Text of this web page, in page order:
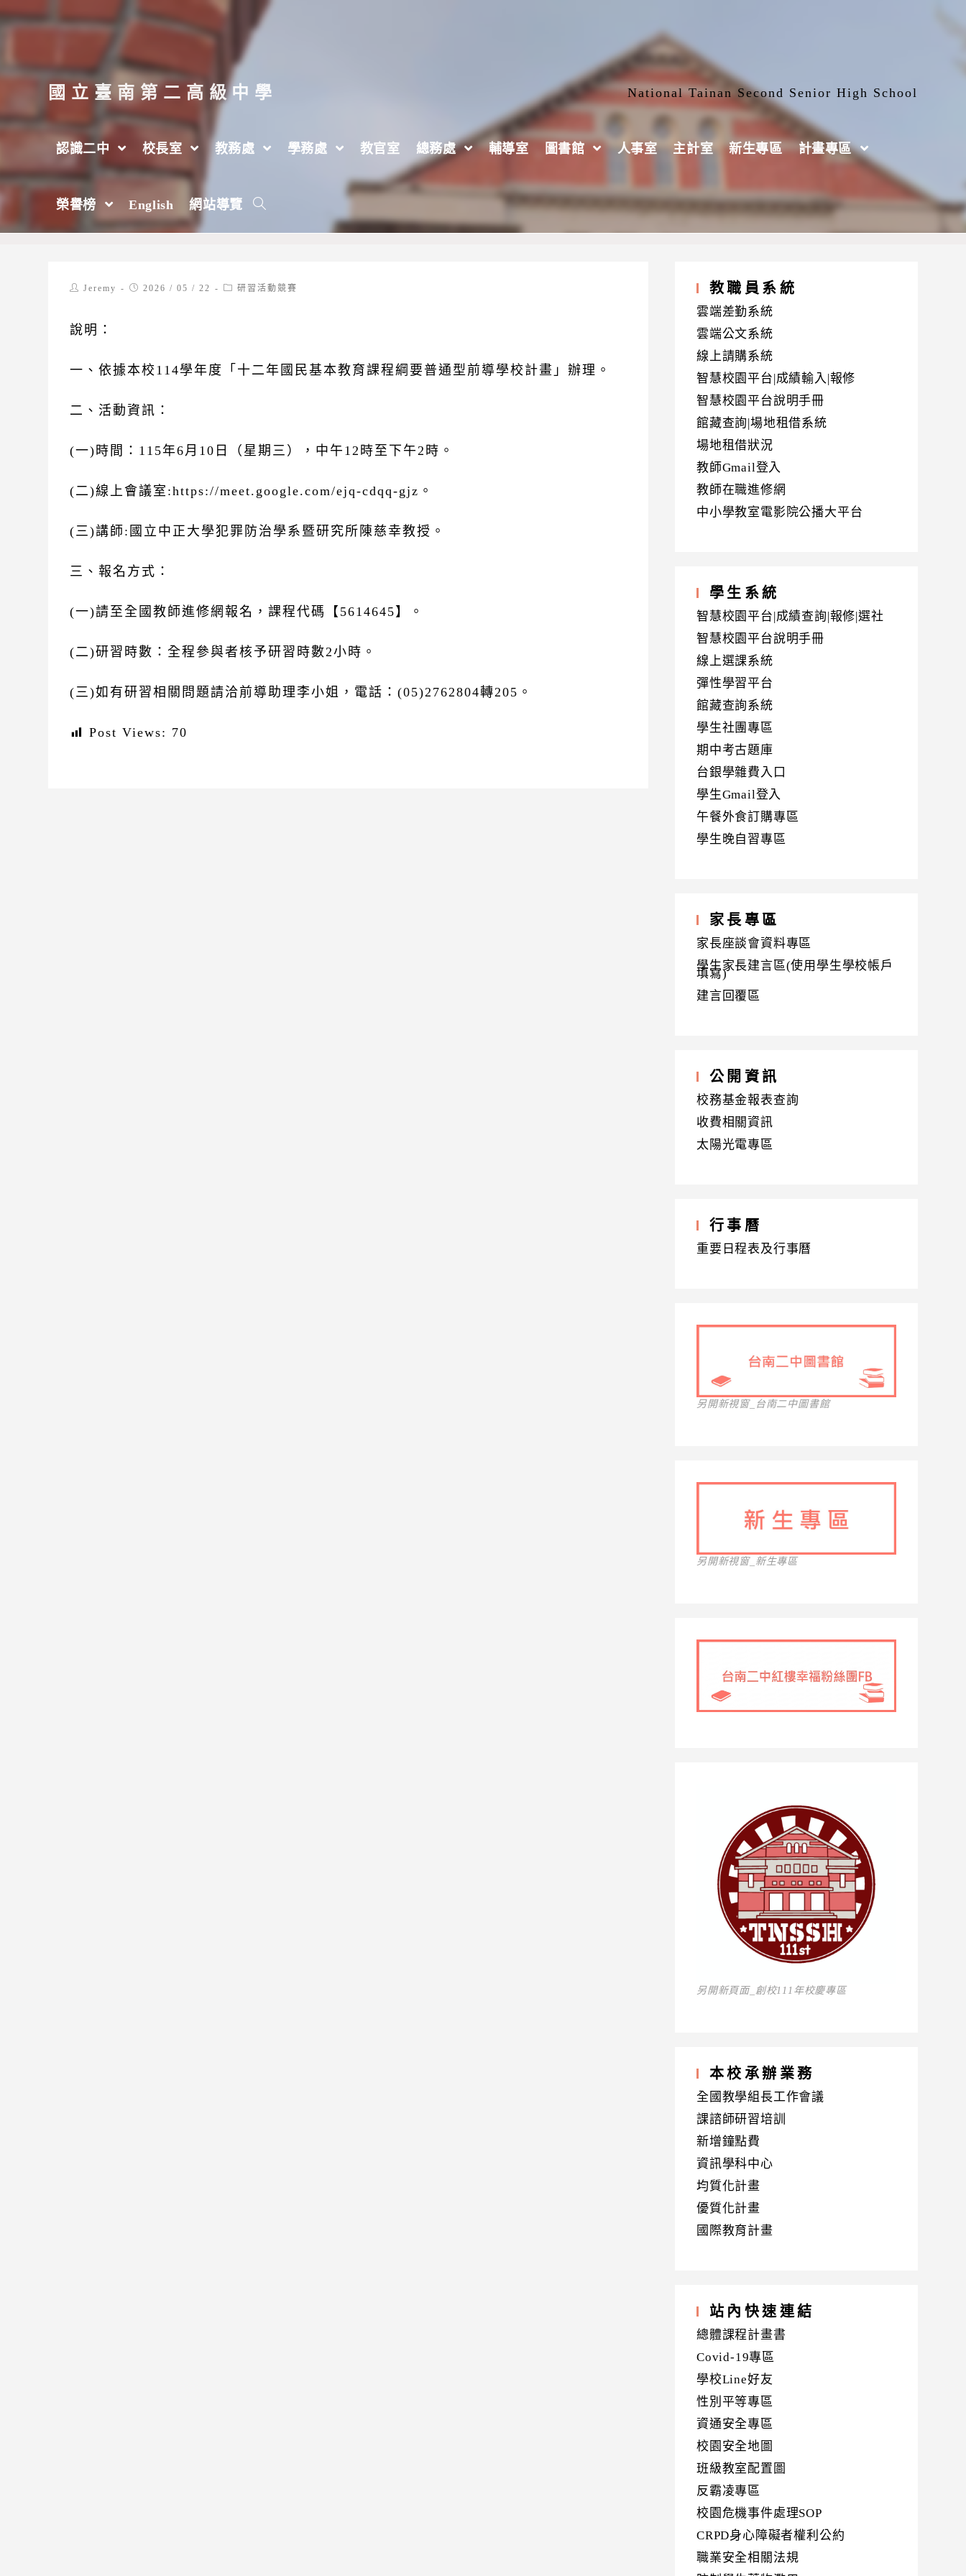
跳
至
要
內
容
國立臺南第二高級中學 National Tainan Second Senior High School
認識二中 校長室 教務處 學務處 教官室 總務處 輔導室 圖書館 人事室 主計室 新生專區 計畫專區
榮譽榜 English 網站導覽
國立嘉義高級中學辦理114學年度十二年國民基本教育課程綱要普通型數位前導計畫「法律給青春的一張安全網：少事法的溫柔與堅持」
2026 年 > 5 月 > 22 日
PostJeremy
Post2026 / 05 / 22
Post研習活動競賽
說明：
一、依據本校114學年度「十二年國民基本教育課程綱要普通型前導學校計畫」辦理。
二、活動資訊：
(一)時間：115年6月10日（星期三），中午12時至下午2時。
(二)線上會議室:https://meet.google.com/ejq-cdqq-gjz。
(三)講師:國立中正大學犯罪防治學系暨研究所陳慈幸教授。
三、報名方式：
(一)請至全國教師進修網報名，課程代碼【5614645】。
(二)研習時數：全程參與者核予研習時數2小時。
(三)如有研習相關問題請洽前導助理李小姐，電話：(05)2762804轉205。
Post Views: 70
教職員系統
雲端差勤系統
雲端公文系統
線上請購系統
智慧校園平台|成績輸入|報修
智慧校園平台說明手冊
館藏查詢|場地租借系統
場地租借狀況
教師Gmail登入
教師在職進修網
中小學教室電影院公播大平台
學生系統
智慧校園平台|成績查詢|報修|選社
智慧校園平台說明手冊
線上選課系統
彈性學習平台
館藏查詢系統
學生社團專區
期中考古題庫
台銀學雜費入口
學生Gmail登入
午餐外食訂購專區
學生晚自習專區
家長專區
家長座談會資料專區
學生家長建言區(使用學生學校帳戶
填寫)
建言回覆區
公開資訊
校務基金報表查詢
收費相關資訊
太陽光電專區
行事曆
重要日程表及行事曆
另開新視窗_台南二中圖書館
另開新視窗_新生專區
另開新頁面_創校111年校慶專區
本校承辦業務
全國教學組長工作會議
課諮師研習培訓
新增鐘點費
資訊學科中心
均質化計畫
優質化計畫
國際教育計畫
站內快速連結
總體課程計畫書
Covid-19專區
學校Line好友
性別平等專區
資通安全專區
校園安全地圖
班級教室配置圖
反霸凌專區
校園危機事件處理SOP
CRPD身心障礙者權利公約
職業安全相關法規